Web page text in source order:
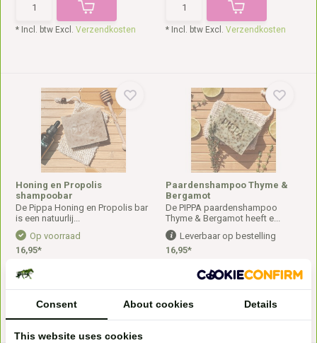
* Incl. btw Excl.Verzendkosten * Incl. btw Excl. Verzendkosten
Honing en Propolis
shampoobar
De Pippa Honing en Propolis bar
is een natuurlij...
Op voorraad
16,95*
* Incl. btw Excl. Verzendkosten
Paardenshampoo Thyme &
Bergamot
De PIPPA paardenshampoo
Thyme & Bergamot heeft e...
Leverbaar op bestelling
16,95*
* Incl. btw Excl. Verzendkosten
Consent About cookies Details
This website uses cookies